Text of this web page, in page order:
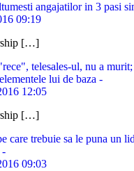
angajatilor in 3 pasi
09:19
[…]
telesales-ul, nu a
lui de baza -
12:05
[…]
care trebuie sa le puna un
-
09:03